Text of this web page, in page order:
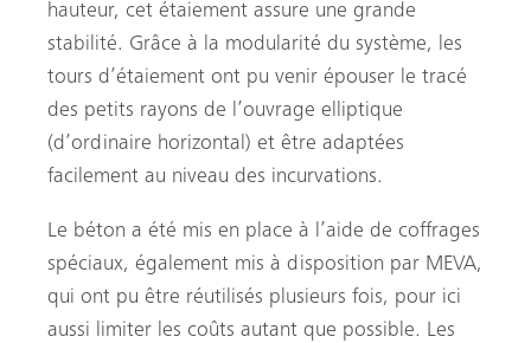
hauteur, cet étaiement assure une grande
stabilité. Grâce à la modularité du système, les
tours d’étaiement ont pu venir épouser le tracé
des petits rayons de l’ouvrage elliptique
(d’ordinaire horizontal) et être adaptées
facilement au niveau des incurvations.
Le béton a été mis en place à l’aide de coffrages
spéciaux, également mis à disposition par MEVA,
qui ont pu être réutilisés plusieurs fois, pour ici
aussi limiter les coûts autant que possible. Les